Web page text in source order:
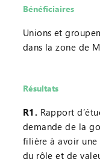
Bénéficiaires
Unions et
dans la zone de
Résultats
R1. Rapport
demande de la
filière à avoir une
du rôle et de